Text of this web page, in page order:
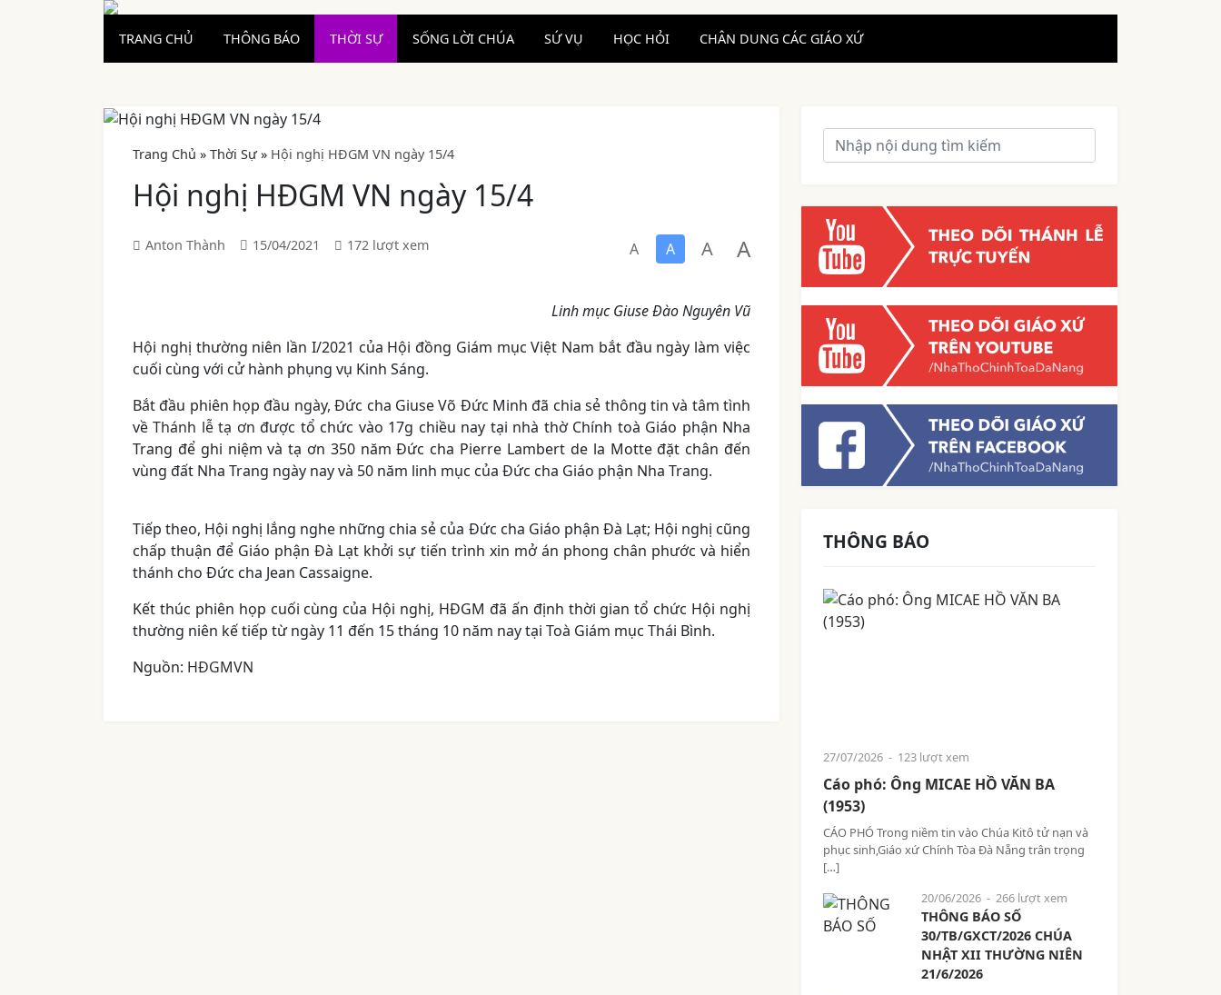
TRANG CHỦ THÔNG BÁO THỜI SỰ SỐNG LỜI CHÚA SỨ VỤ HỌC HỎI CHÂN DUNG CÁC GIÁO XỨ
Trang Chủ » Thời Sự » Hội nghị HĐGM VN ngày 15/4
Hội nghị HĐGM VN ngày 15/4
Anton Thành 15/04/2021 172 lượt xem A A A A
Linh mục Giuse Đào Nguyên Vũ
Hội nghị thường niên lần I/2021 của Hội đồng Giám mục Việt Nam bắt đầu ngày làm việc
cuối cùng với cử hành phụng vụ Kinh Sáng.
Bắt đầu phiên họp đầu ngày, Đức cha Giuse Võ Đức Minh đã chia sẻ thông tin và tâm tình
vềThánh lễ tạ ơn được tổ chức vào 17g chiều nay tại nhà thờ Chính toà Giáo phận Nha
Trang để ghi niệm và tạ ơn 350 năm Đức cha Pierre Lambert de la Motte đặt chân đến
vùng đất Nha Trang ngày nay và 50 năm linh mục của Đức cha Giáo phận Nha Trang.
Tiếp theo, Hội nghị lắng nghe những chia sẻ của Đức cha Giáo phận Đà Lạt; Hội nghị cũng
chấp thuận để Giáo phận Đà Lạt khởi sự tiến trình xin mở án phong chân phước và hiển
thánh cho Đức cha Jean Cassaigne.
Kết thúc phiên họp cuối cùng của Hội nghị, HĐGM đã ấn định thời gian tổ chức Hội nghị
thường niên kế tiếp từ ngày 11 đến 15 tháng 10 năm nay tại Toà Giám mục Thái Bình.
Nguồn: HĐGMVN
THÔNG BÁO
27/07/2026 - 123 lượt xem
Cáo phó: Ông MICAE HỒ VĂN BA
(1953)
CÁO PHÓ Trong niềm tin vào Chúa Kitô tử nạn và
phục sinh,Giáo xứ Chính Tòa Đà Nẵng trân trọng
[…]
20/06/2026- 266 lượt xem
THÔNG BÁO SỐ
30/TB/GXCT/2026 CHÚA
NHẬT XII THƯỜNG NIÊN
21/6/2026